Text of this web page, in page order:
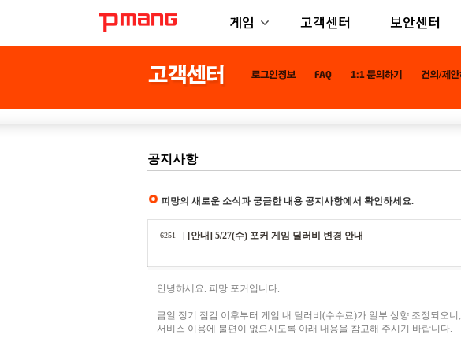
게임 고객센터 보안센터
공지사항
피망의 새로운 소식과 궁금한 내용 공지사항에서 확인하세요.
6251 [안내] 5/27(수) 포커 게임 딜러비 변경 안내
안녕하세요. 피망 포커입니다.
금일 정기 점검 이후부터 게임 내 딜러비(수수료)가 일부 상향 조정되오니,
서비스 이용에 불편이 없으시도록 아래 내용을 참고해 주시기 바랍니다.